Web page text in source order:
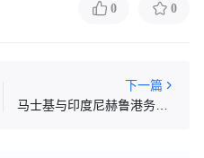
0 0
下一篇